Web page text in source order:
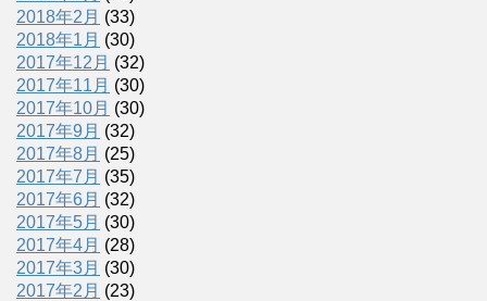
2018年2月 (33)
2018年1月 (30)
2017年12月 (32)
2017年11月 (30)
2017年10月 (30)
2017年9月 (32)
2017年8月 (25)
2017年7月 (35)
2017年6月 (32)
2017年5月 (30)
2017年4月 (28)
2017年3月 (30)
2017年2月 (23)